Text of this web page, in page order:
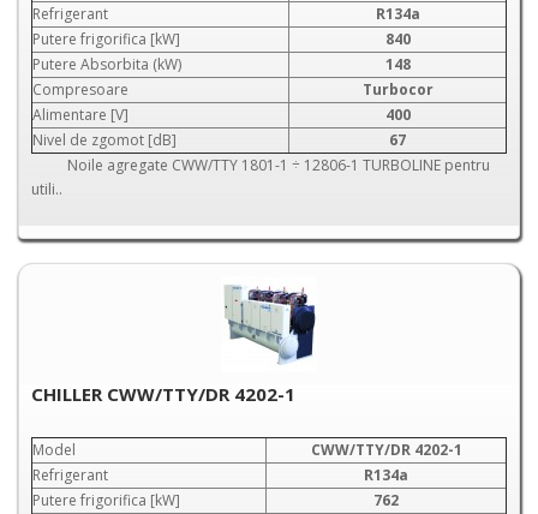
Refrigerant
R134a
Putere frigorifica [kW]
840
Putere Absorbita (kW)
148
Compresoare
Turbocor
Alimentare [V]
400
Nivel de zgomot [dB]
67
Noile agregate CWW/TTY 1801-1 ÷ 12806-1 TURBOLINE pentru
utili..
CHILLER CWW/TTY/DR 4202-1
Model
CWW/TTY/DR 4202-1
Refrigerant
R134a
Putere frigorifica [kW]
762